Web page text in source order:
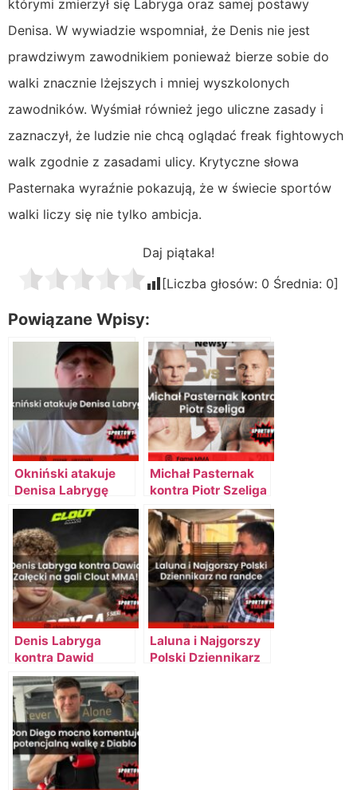
którymi zmierzył się Labryga oraz samej postawy
Denisa. W wywiadzie wspomniał, że Denis nie jest
prawdziwym zawodnikiem ponieważ bierze sobie do
walki znacznie lżejszych i mniej wyszkolonych
zawodników. Wyśmiał również jego uliczne zasady i
zaznaczył, że ludzie nie chcą oglądać freak fightowych
walk zgodnie z zasadami ulicy. Krytyczne słowa
Pasternaka wyraźnie pokazują, że w świecie sportów
walki liczy się nie tylko ambicja.
Daj piątaka!
[Liczba głosów: 0 Średnia: 0]
Powiązane Wpisy:
Okniński atakuje
Denisa Labrygę
Michał Pasternak
kontra Piotr Szeliga
Denis Labryga
kontra Dawid
Załęcki na gali
Clout MMA!
Laluna i Najgorszy
Polski Dziennikarz